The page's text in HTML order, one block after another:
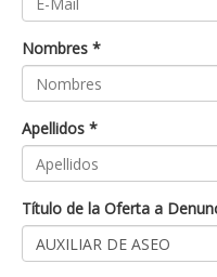
Nombres *
Apellidos *
Título de la Oferta a